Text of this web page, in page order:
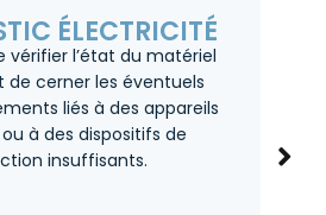
ÉLECTRICITÉ
vérifier l’état du matériel
de cerner les éventuels
liés à des appareils
à des dispositifs de
insuffisants.